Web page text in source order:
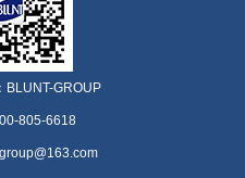
BLUNT-GROUP
805-6618